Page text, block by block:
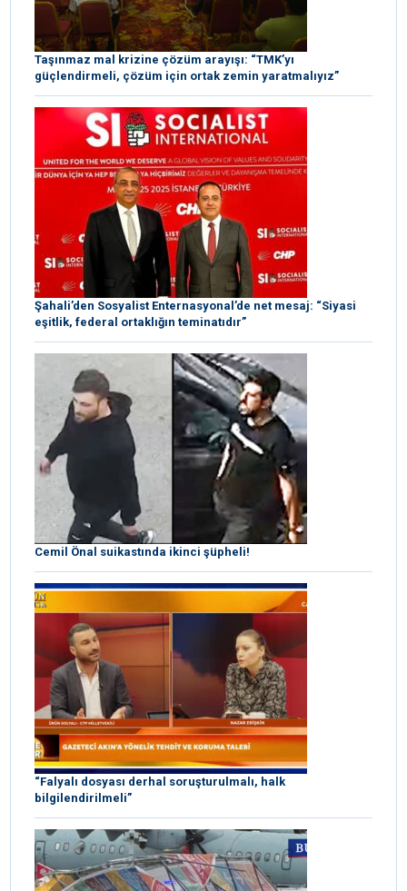
Taşınmaz mal krizine çözüm arayışı: “TMK’yı
güçlendirmeli, çözüm için ortak zemin yaratmalıyız”
Şahali’den Sosyalist Enternasyonal’de net mesaj: “Siyasi
eşitlik, federal ortaklığın teminatıdır”
Cemil Önal suikastında ikinci şüpheli!
“Falyalı dosyası derhal soruşturulmalı, halk
bilgilendirilmeli”